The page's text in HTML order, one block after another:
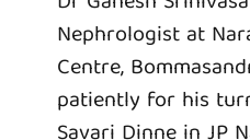
Nephrologist at
Centre,
patiently for his